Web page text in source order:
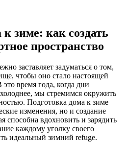
зиме: как создать
пространство
заставляет задуматься о том,
чтобы оно стало настоящей
время года, когда дни
мы стремимся окружить
Подготовка дома к зиме
изменения, но и создание
способна вдохновить и зарядить
каждому уголку своего
идеальный зимний refuge.